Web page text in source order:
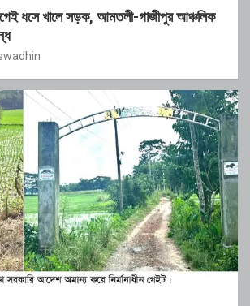
ধসে খালে সড়ক, আমতলী-গাজীপুর আঞ্চলিক